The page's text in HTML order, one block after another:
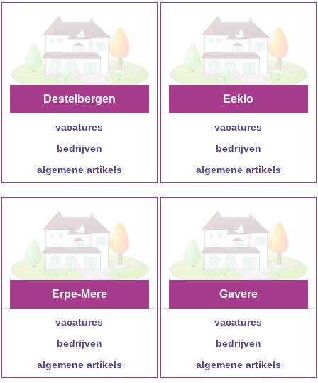
Destelbergen
vacatures
bedrijven
algemene artikels
Eeklo
vacatures
bedrijven
algemene artikels
Erpe-Mere
vacatures
bedrijven
algemene artikels
Gavere
vacatures
bedrijven
algemene artikels